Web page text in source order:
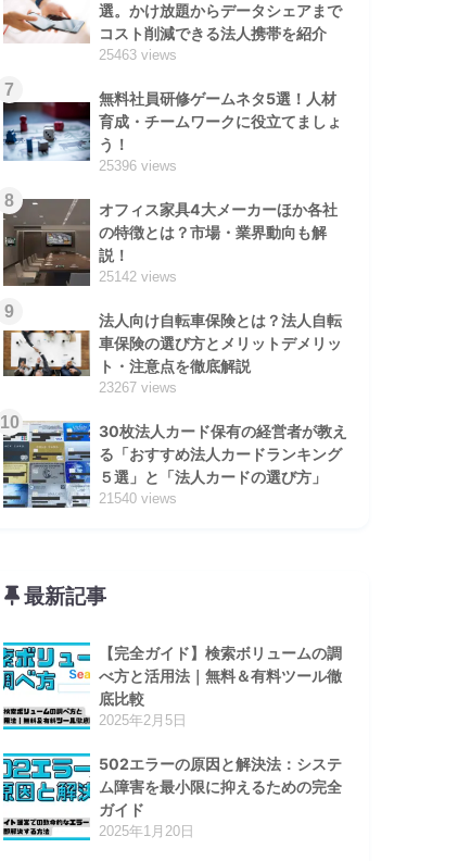
選。かけ放題からデータシェアまで
コスト削減できる法人携帯を紹介
25463 views
7
無料社員研修ゲームネタ5選！人材
育成・チームワークに役立てましょ
う！
25396 views
8
オフィス家具4大メーカーほか各社
の特徴とは？市場・業界動向も解
説！
25142 views
9
法人向け自転車保険とは？法人自転
車保険の選び方とメリットデメリッ
ト・注意点を徹底解説
23267 views
10
30枚法人カード保有の経営者が教え
る「おすすめ法人カードランキング
５選」と「法人カードの選び方」
21540 views
最新記事
【完全ガイド】検索ボリュームの調
べ方と活用法｜無料＆有料ツール徹
底比較
2025年2月5日
502エラーの原因と解決法：システ
ム障害を最小限に抑えるための完全
ガイド
2025年1月20日